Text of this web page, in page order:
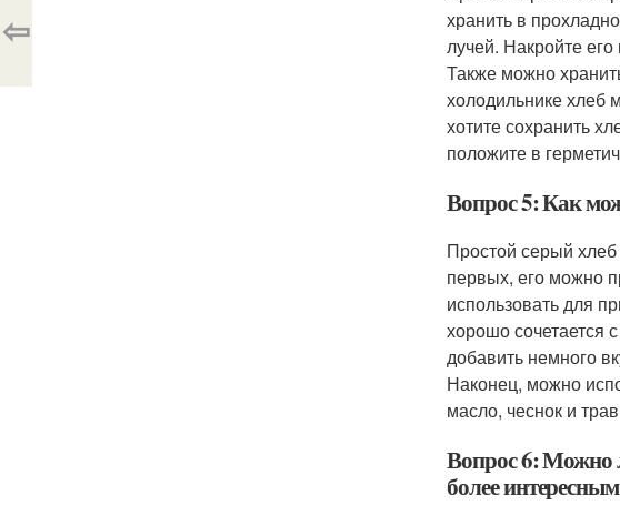
хранить в
лучей. Накройте
Также можно
холодильнике хлеб
хотите сохранить
положите в
Вопрос 5: Как
Простой серый
первых, его можно
использовать для
хорошо сочетается
добавить немного
Наконец, можно
масло, чеснок и
Вопрос 6: Можно
более интересным
⇦